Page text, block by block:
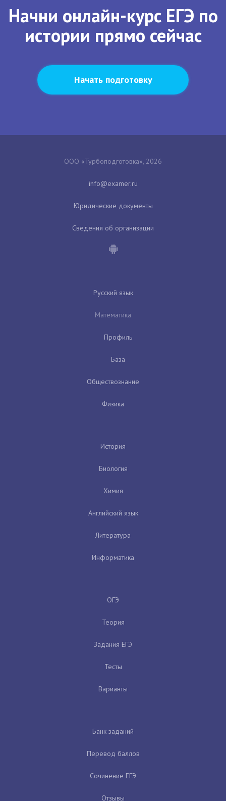
Начни онлайн-курс ЕГЭ по
истории прямо сейчас
Начать подготовку
ООО «Турбоподготовка», 2026
Юридические документы
Сведения об организации
Русский язык
Математика
Профиль
База
Обществознание
Физика
История
Биология
Химия
Английский язык
Литература
Информатика
ОГЭ
Теория
Задания ЕГЭ
Тесты
Варианты
Банк заданий
Перевод баллов
Сочинение ЕГЭ
Отзывы